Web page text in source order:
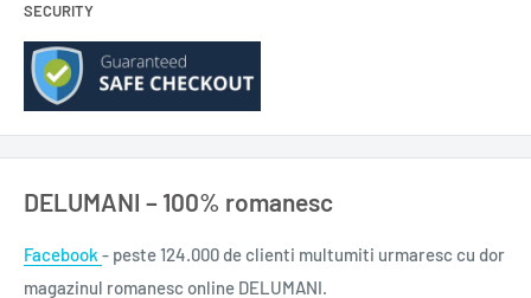
SECURITY
DELUMANI – 100% romanesc
Facebook - peste 124.000 de clienti multumiti urmaresc cu dor
magazinul romanesc online DELUMANI.